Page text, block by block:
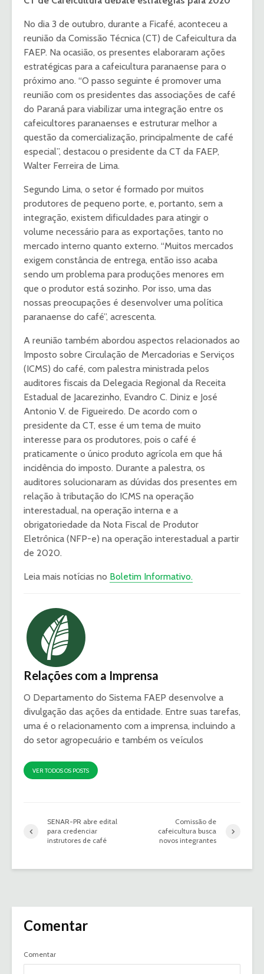
No dia 3 de outubro, durante a Ficafé, aconteceu a
reunião da Comissão Técnica (CT) de Cafeicultura da
FAEP. Na ocasião, os presentes elaboraram ações
estratégicas para a cafeicultura paranaense para o
próximo ano. “O passo seguinte é promover uma
reunião com os presidentes das associações de café
do Paraná para viabilizar uma integração entre os
cafeicultores paranaenses e estruturar melhor a
questão da comercialização, principalmente de café
especial”, destacou o presidente da CT da FAEP,
Walter Ferreira de Lima.
Segundo Lima, o setor é formado por muitos
produtores de pequeno porte, e, portanto, sem a
integração, existem dificuldades para atingir o
volume necessário para as exportações, tanto no
mercado interno quanto externo. “Muitos mercados
exigem constância de entrega, então isso acaba
sendo um problema para produções menores em
que o produtor está sozinho. Por isso, uma das
nossas preocupações é desenvolver uma política
paranaense do café”, acrescenta.
A reunião também abordou aspectos relacionados ao
Imposto sobre Circulação de Mercadorias e Serviços
(ICMS) do café, com palestra ministrada pelos
auditores fiscais da Delegacia Regional da Receita
Estadual de Jacarezinho, Evandro C. Diniz e José
Antonio V. de Figueiredo. De acordo com o
presidente da CT, esse é um tema de muito
interesse para os produtores, pois o café é
praticamente o único produto agrícola em que há
incidência do imposto. Durante a palestra, os
auditores solucionaram as dúvidas dos presentes em
relação à tributação do ICMS na operação
interestadual, na operação interna e a
obrigatoriedade da Nota Fiscal de Produtor
Eletrônica (NFP-e) na operação interestadual a partir
de 2020.
Leia mais notícias no Boletim Informativo.
Relações com a Imprensa
O Departamento do Sistema FAEP desenvolve a
divulgação das ações da entidade. Entre suas tarefas,
uma é o relacionamento com a imprensa, incluindo a
do setor agropecuário e também os veículos
VER TODOS OS POSTS
SENAR-PR abre edital
para credenciar
instrutores de café
Comissão de
cafeicultura busca
novos integrantes
Comentar
Comentar